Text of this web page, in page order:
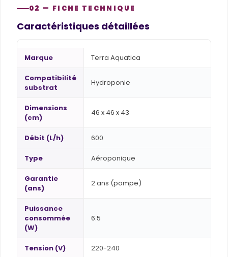
02 — FICHE TECHNIQUE
Caractéristiques détaillées
Marque Terra Aquatica
Compatibilité
substrat
Hydroponie
Dimensions
(cm)
46 x 46 x 43
Débit (L/h) 600
Type Aéroponique
Garantie
(ans)
2 ans (pompe)
Puissance
consommée
(W)
6.5
Tension (V) 220-240